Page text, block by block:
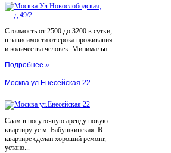
Стоимость от 2500 до 3200 в сутки,
в зависимости от срока проживания
и количества человек. Минимальн...
Подробнее »
Москва ул.Енесейская 22
Сдам в посуточную аренду новую
квартиру ус.м. Бабушкинская. В
квартире сделан хороший ремонт,
устано...